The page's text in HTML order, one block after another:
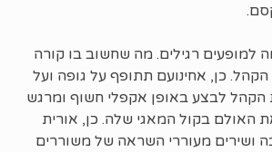
למופעים רגילים. מה שחשוב בו קורה
כן, אחינועם תתופף על גופה ועל
הקהל לבצע באופן אקפלי חשוף ומרגש
האולם בקול המאגי שלה. כן, אורית
ושירים מעוררי השראה של משוררים